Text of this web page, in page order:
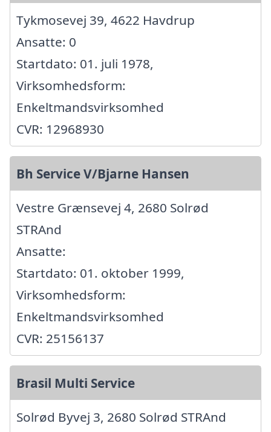
Tykmosevej 39, 4622 Havdrup
Ansatte: 0
Startdato: 01. juli 1978,
Virksomhedsform:
Enkeltmandsvirksomhed
CVR: 12968930
Bh Service V/Bjarne Hansen
Vestre Grænsevej 4, 2680 Solrød
STRAnd
Ansatte:
Startdato: 01. oktober 1999,
Virksomhedsform:
Enkeltmandsvirksomhed
CVR: 25156137
Brasil Multi Service
Solrød Byvej 3, 2680 Solrød STRAnd